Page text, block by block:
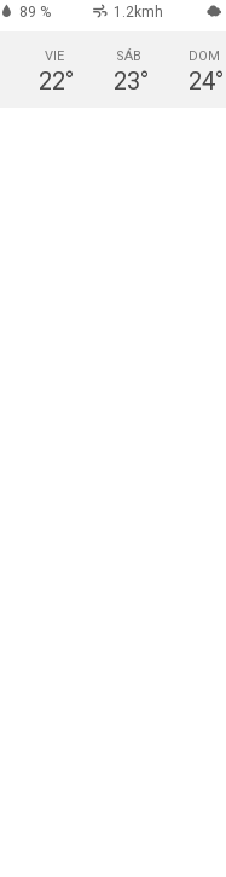
89 % 1.2kmh
VIE
22°
SÁB
23°
DOM
24°